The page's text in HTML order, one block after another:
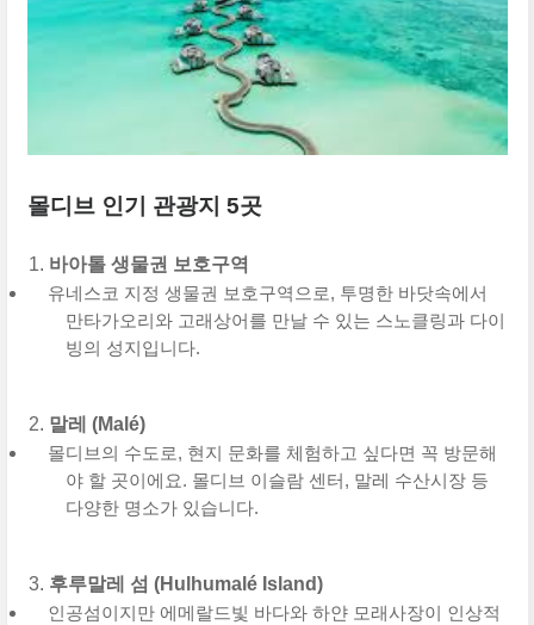
몰디브 인기 관광지 5곳
바아톨 생물권 보호구역
유네스코 지정 생물권 보호구역으로, 투명한 바닷속에서
만타가오리와 고래상어를 만날 수 있는 스노클링과 다이
빙의 성지입니다.
말레 (Malé)
몰디브의 수도로, 현지 문화를 체험하고 싶다면 꼭 방문해
야 할 곳이에요. 몰디브 이슬람 센터, 말레 수산시장 등
다양한 명소가 있습니다.
후루말레 섬 (Hulhumalé Island)
인공섬이지만 에메랄드빛 바다와 하얀 모래사장이 인상적